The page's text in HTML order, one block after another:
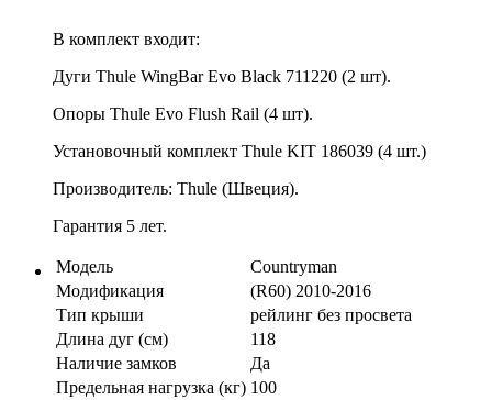
В комплект входит:
Дуги Thule WingBar Evo Black 711220 (2 шт).
Опоры Thule Evo Flush Rail (4 шт).
Установочный комплект Thule KIT 186039 (4 шт.)
Производитель: Thule (Швеция).
Гарантия 5 лет.
Модель
Countryman
Модификация
(R60) 2010-2016
Тип крыши
рейлинг без просвета
Длина дуг (см)
118
Наличие замков
Да
Предельная нагрузка (кг) 100